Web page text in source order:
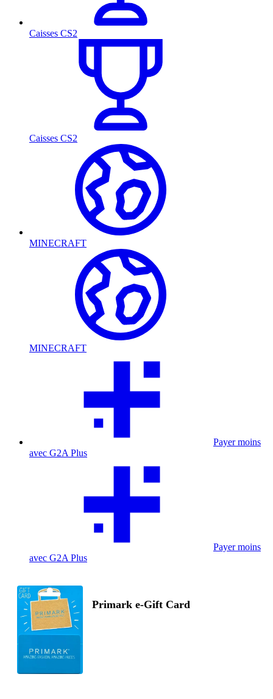
Caisses CS2
Caisses CS2
MINECRAFT
MINECRAFT
Payer moins
avec G2A Plus
Payer moins
avec G2A Plus
Primark e-Gift Card